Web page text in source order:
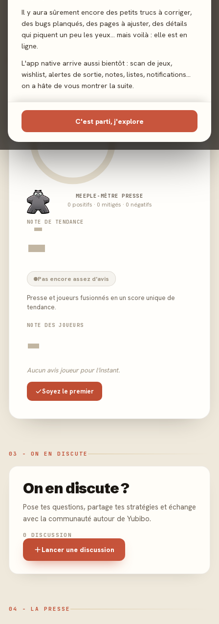
Il y aura sûrement encore des petits trucs à corriger,
des bugs planqués, des pages à ajuster, des détails
qui piquent un peu les yeux… mais voilà : elle est en
ligne.
L'app native arrive aussi bientôt : scan de jeux,
wishlist, alertes de sortie, notes, listes, notifications…
on a hâte de vous montrer la suite.
C'est parti, j'explore
Éditeur Origames
02 - LE VERDICT
-
MEEPLE-MÈTRE PRESSE
0 positifs · 0 mitigés · 0 négatifs
NOTE DE TENDANCE
-
Pas encore assez d'avis
Presse et joueurs fusionnés en un score unique de
tendance.
NOTE DES JOUEURS
-
Aucun avis joueur pour l'instant.
Soyez le premier
03 - ON EN DISCUTE
On en discute ?
Pose tes questions, partage tes stratégies et échange
avec la communauté autour de Yubibo.
0 DISCUSSION
Lancer une discussion
04 - LA PRESSE